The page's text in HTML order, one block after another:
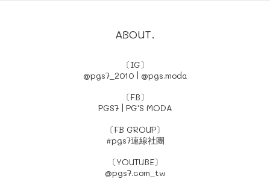
ABOUT.
〔IG〕
@pgs7_2010| @pgs.moda
〔FB〕
PGS7| PG'S MODA
〔FB GROUP〕
#pgs7連線社團
〔YOUTUBE〕
@pgs7.com_tw